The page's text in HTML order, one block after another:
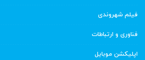
فیلم شهروندی
فناوری و ارتباطات
اپلیکشن موبایل